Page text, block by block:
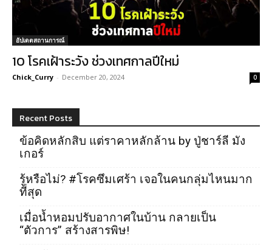
อัปเดตสถานการณ์
10 โรคเฝ้าระวัง ช่วงเทศกาลปีใหม่
Chick_Curry - December 20, 2024 0
Recent Posts
ข้อคิดหลักสิบ แต่ราคาหลักล้าน by ปู่ชาร์ลี มัง
เกอร์
รู้หรือไม่? #โรคซึมเศร้า เจอในคนกลุ่มไหนมาก
ที่สุด
เมื่อน้ำหอมปรับอากาศในบ้าน กลายเป็น
“ตัวการ” สร้างสารพิษ!